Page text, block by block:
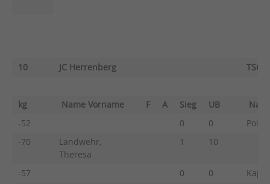
10 JC Herrenberg TSG
kg Name Vorname F A Sieg UB
-52
0 0
-70
Landwehr,
Theresa
1 10
-57 0 0